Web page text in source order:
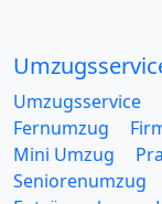
Umzugsservice
Fernumzug
Mini Umzug
Seniorenumzug